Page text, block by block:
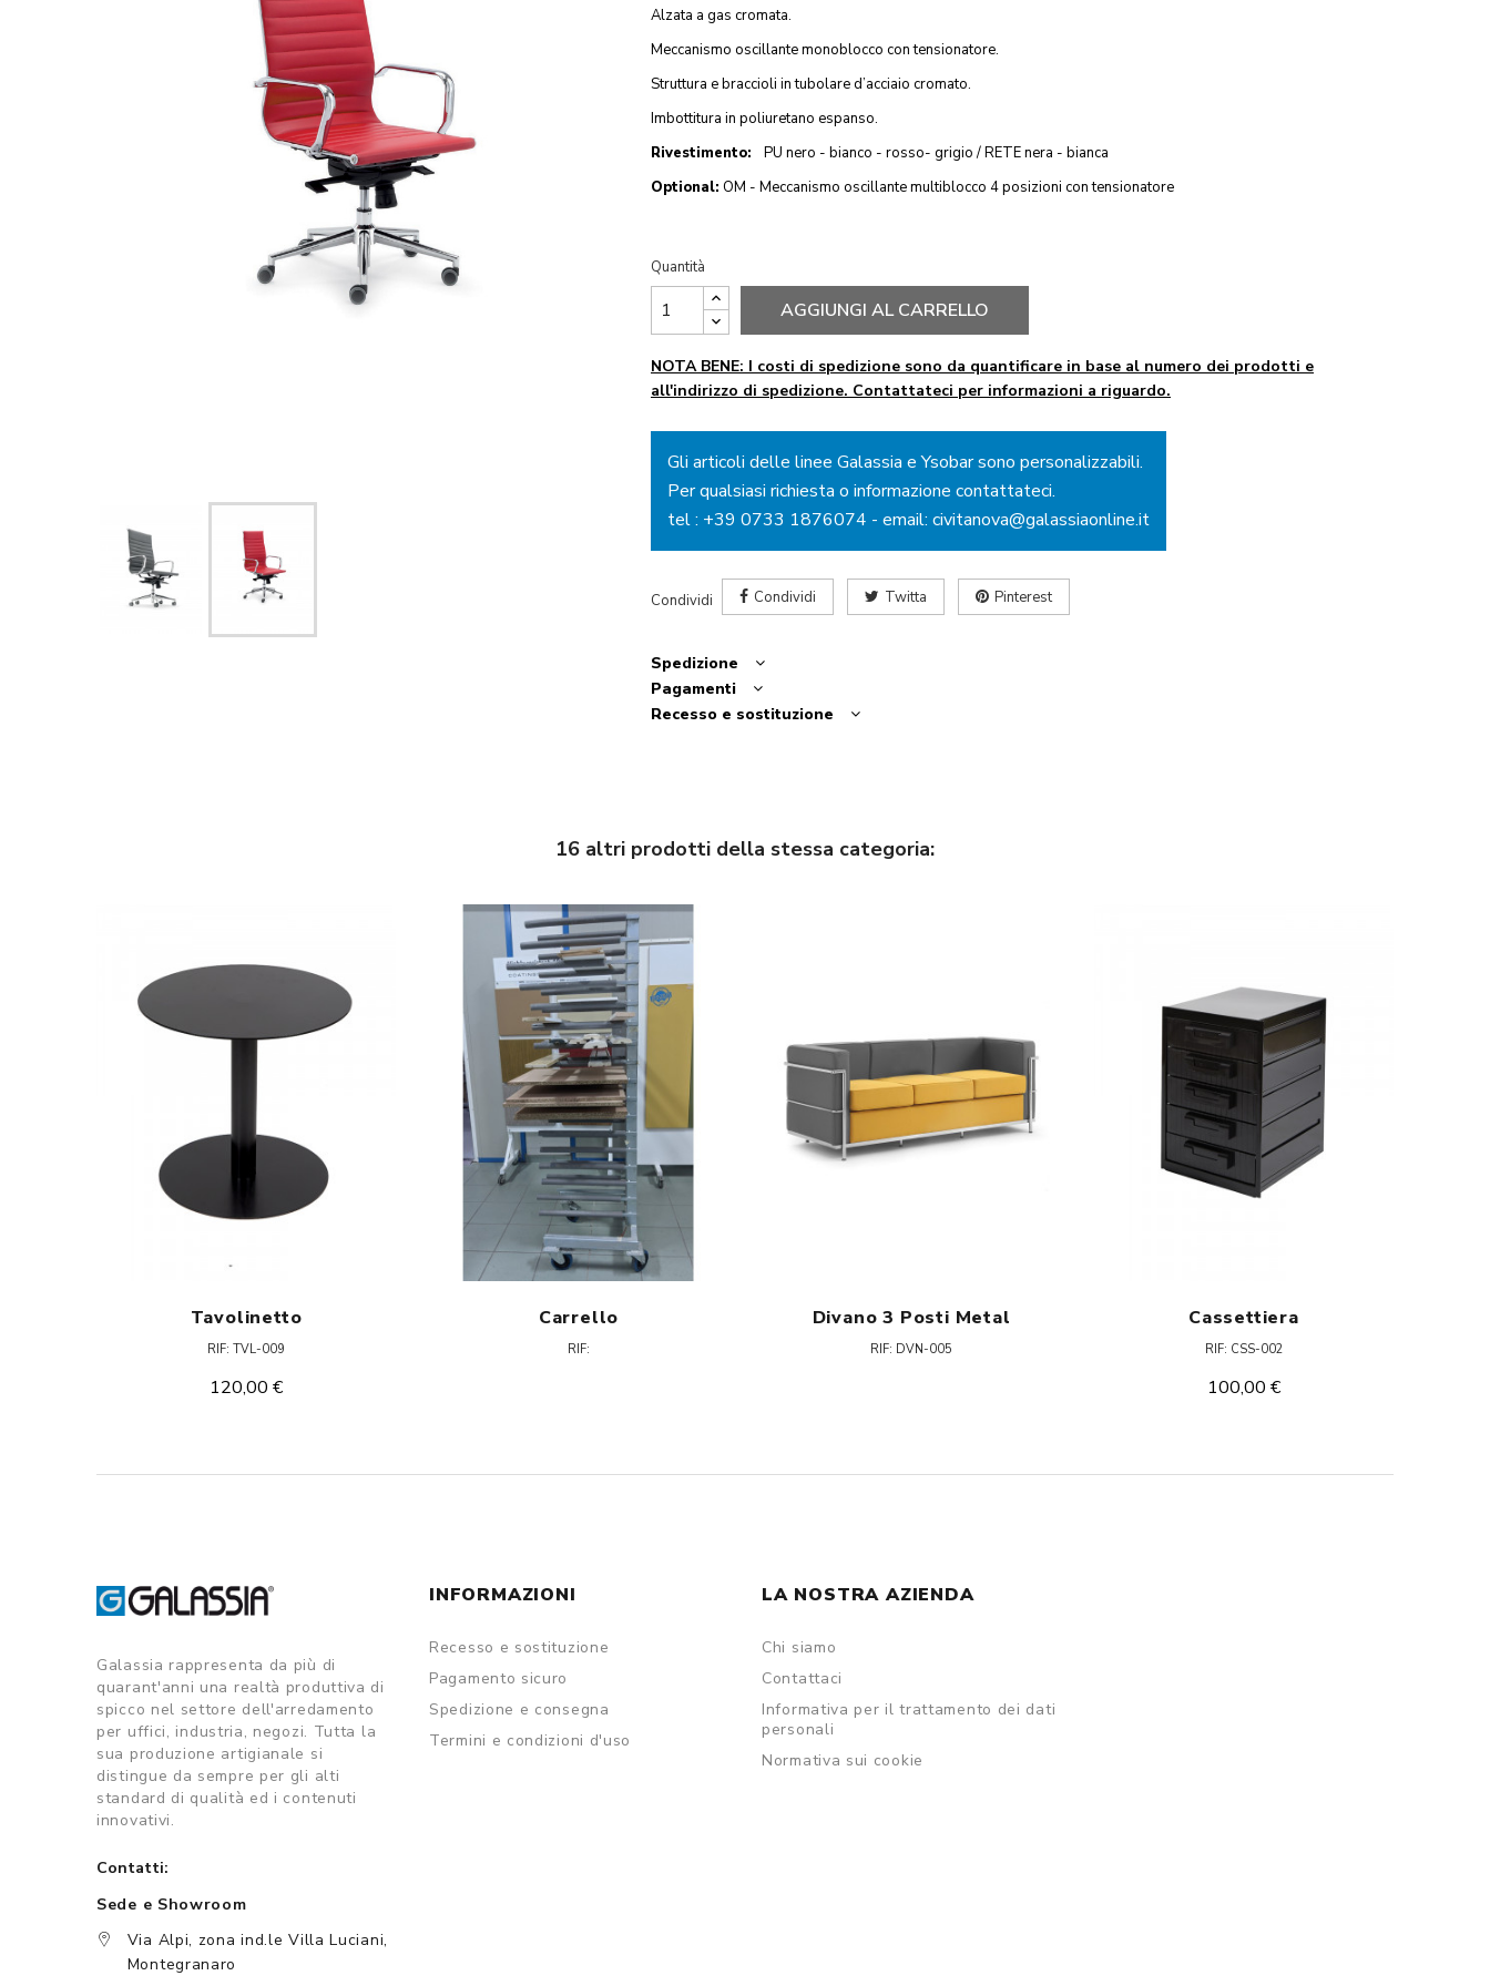
Alzata a gas cromata.
Meccanismo oscillante monoblocco con tensionatore.
Struttura e braccioli in tubolare d’acciaio cromato.
Imbottitura in poliuretano espanso.
Rivestimento: PU nero - bianco - rosso- grigio / RETE nera - bianca
Optional: OM - Meccanismo oscillante multiblocco 4 posizioni con tensionatore
Quantità
AGGIUNGI AL CARRELLO
NOTA BENE: I costi di spedizione sono da quantificare in base al numero dei prodotti e
all'indirizzo di spedizione. Contattateci per informazioni a riguardo.
Gli articoli delle linee Galassia e Ysobar sono personalizzabili.
Per qualsiasi richiesta o informazione contattateci.
tel : +39 0733 1876074 - email: civitanova@galassiaonline.it
Condividi Condividi Twitta Pinterest
Spedizione
Pagamenti
Recesso e sostituzione
16 altri prodotti della stessa categoria:
Tavolinetto
RIF: TVL-009
120,00 €
Carrello
RIF:
Divano 3 Posti Metal
RIF: DVN-005
Cassettiera
RIF: CSS-002
100,00 €
Galassia rappresenta da più di
quarant'anni una realtà produttiva di
spicco nel settore dell'arredamento
per uffici, industria, negozi. Tutta la
sua produzione artigianale si
distingue da sempre per gli alti
standard di qualità ed i contenuti
innovativi.
Contatti:
Sede e Showroom
Via Alpi, zona ind.le Villa Luciani,
Montegranaro
INFORMAZIONI
Recesso e sostituzione
Pagamento sicuro
Spedizione e consegna
Termini e condizioni d'uso
LA NOSTRA AZIENDA
Chi siamo
Contattaci
Informativa per il trattamento dei dati
personali
Normativa sui cookie